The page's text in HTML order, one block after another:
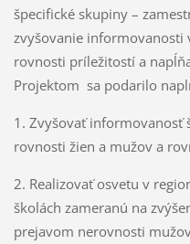
špecifické skupiny –
zvyšovanie informovanosti
rovnosti príležitostí a
Projektom sa podarilo
1. Zvyšovať informovanosť
rovnosti žien a mužov a
2. Realizovať osvetu v
školách zameranú na
prejavom nerovnosti